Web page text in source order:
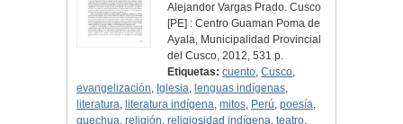
Alejandor Vargas Prado. Cusco
[PE] : Centro Guaman Poma de
Ayala, Municipalidad Provincial
del Cusco, 2012, 531 p.
Etiquetas: cuento,Cusco,
evangelización, Iglesia, lenguas indígenas,
literatura, literatura indígena, mitos, Perú, poesía,
quechua, religión, religiosidad indígena, teatro,